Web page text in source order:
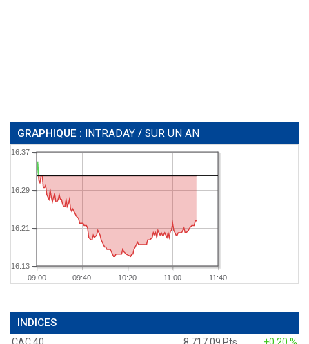
GRAPHIQUE : INTRADAY / SUR UN AN
09:00 09:40 10:20 11:00 11:40
16.13
16.21
16.29
16.37
INDICES